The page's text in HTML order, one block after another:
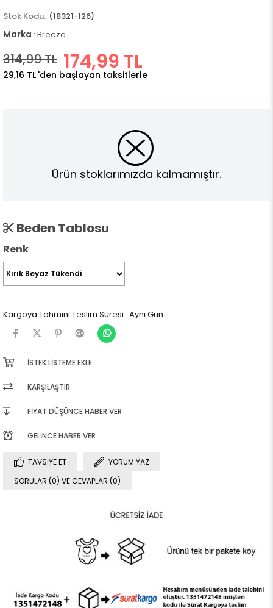
(18321-126)
Marka : Breeze
314,99 TL 174,99 TL
29,16 TL 'den başlayan taksitlerle
Ürün stoklarımızda kalmamıştır.
Beden Tablosu
Renk
Kargoya Tahmini Teslim Süresi : Aynı Gün
İSTEK LISTEME EKLE
KARŞILAŞTIR
FIYAT DÜŞÜNCE HABER VER
GELINCE HABER VER
TAVSIYE ET
YORUM YAZ
SORULAR (0) VE CEVAPLAR (0)